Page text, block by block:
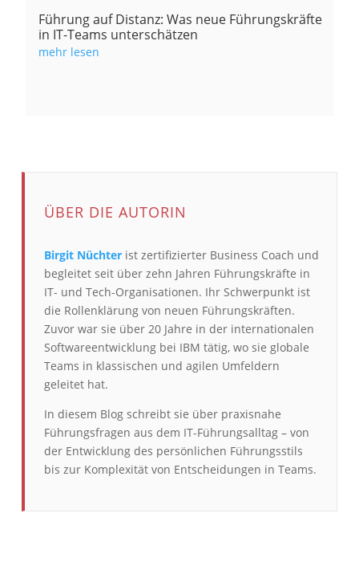
Führung auf Distanz: Was neue Führungskräfte
in IT-Teams unterschätzen
mehr lesen
ÜBER DIE AUTORIN
Birgit Nüchter ist zertifizierter Business Coach und
begleitet seit über zehn Jahren Führungskräfte in
IT- und Tech-Organisationen. Ihr Schwerpunkt ist
die Rollenklärung von neuen Führungskräften.
Zuvor war sie über 20 Jahre in der internationalen
Softwareentwicklung bei IBM tätig, wo sie globale
Teams in klassischen und agilen Umfeldern
geleitet hat.
In diesem Blog schreibt sie über praxisnahe
Führungsfragen aus dem IT-Führungsalltag – von
der Entwicklung des persönlichen Führungsstils
bis zur Komplexität von Entscheidungen in Teams.